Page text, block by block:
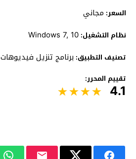
السعر: مجاني
نظام التشغيل: Windows 7, 10
تصنيف التطبيق: برنامج تنزيل فيديوهات
تقييم المحرر:
4.1